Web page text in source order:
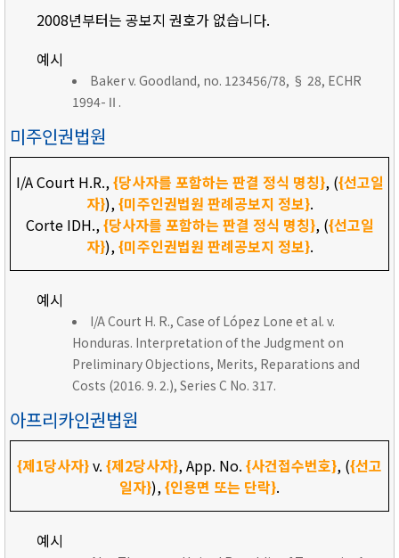
2008년부터는 공보지 권호가 없습니다.
예시
Baker v. Goodland, no. 123456/78, § 28, ECHR
1994-Ⅱ.
미주인권법원
I/A Court H.R.,{당사자를 포함하는 판결 정식 명칭}, ({선고일
자}),{미주인권법원 판례공보지 정보}.
Corte IDH.,{당사자를 포함하는 판결 정식 명칭}, ({선고일
자}),{미주인권법원 판례공보지 정보}.
예시
I/A Court H. R., Case of López Lone et al. v.
Honduras. Interpretation of the Judgment on
Preliminary Objections, Merits, Reparations and
Costs (2016. 9. 2.), Series C No. 317.
아프리카인권법원
{제1당사자}v. {제2당사자}, App. No. {사건접수번호}, ({선고
일자}),{인용면 또는 단락}.
예시